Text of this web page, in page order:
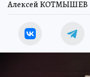
Алексей КОТМЫШЕВ